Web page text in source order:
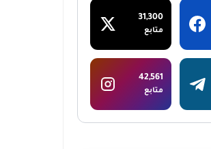
31,300
متابع
42,561
متابع